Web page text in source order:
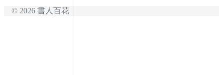
©️ 2026 書人百花